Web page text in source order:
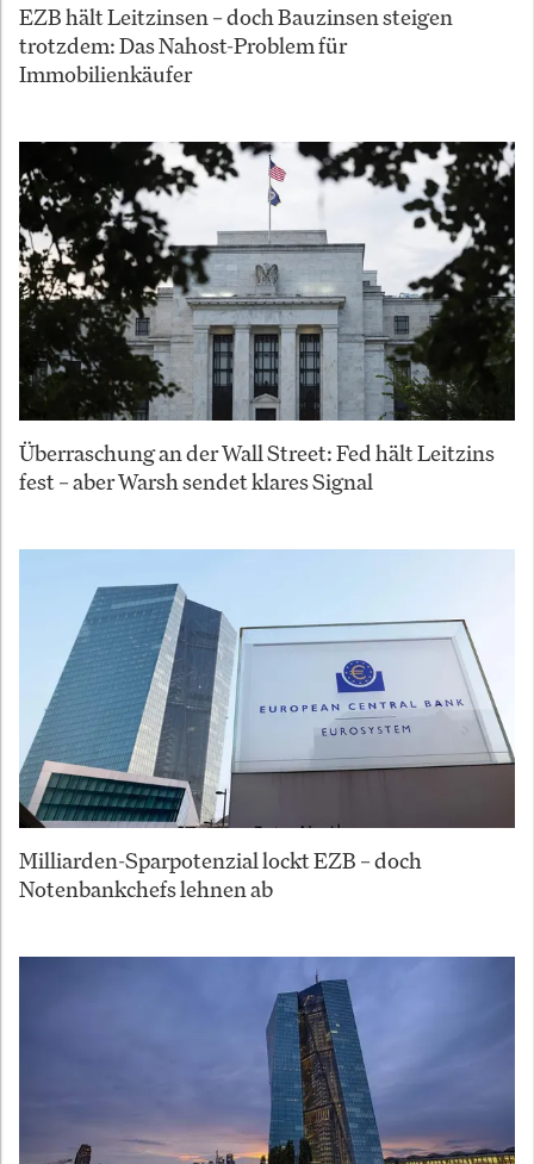
EZB hält Leitzinsen – doch Bauzinsen steigen
trotzdem: Das Nahost-Problem für
Immobilienkäufer
Überraschung an der Wall Street: Fed hält Leitzins
fest – aber Warsh sendet klares Signal
Milliarden-Sparpotenzial lockt EZB – doch
Notenbankchefs lehnen ab